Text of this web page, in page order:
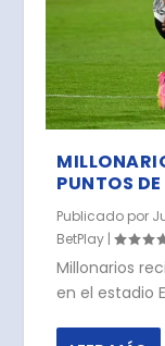
PUNTOS
Publicado por
BetPlay |
Millonarios
en el estadio